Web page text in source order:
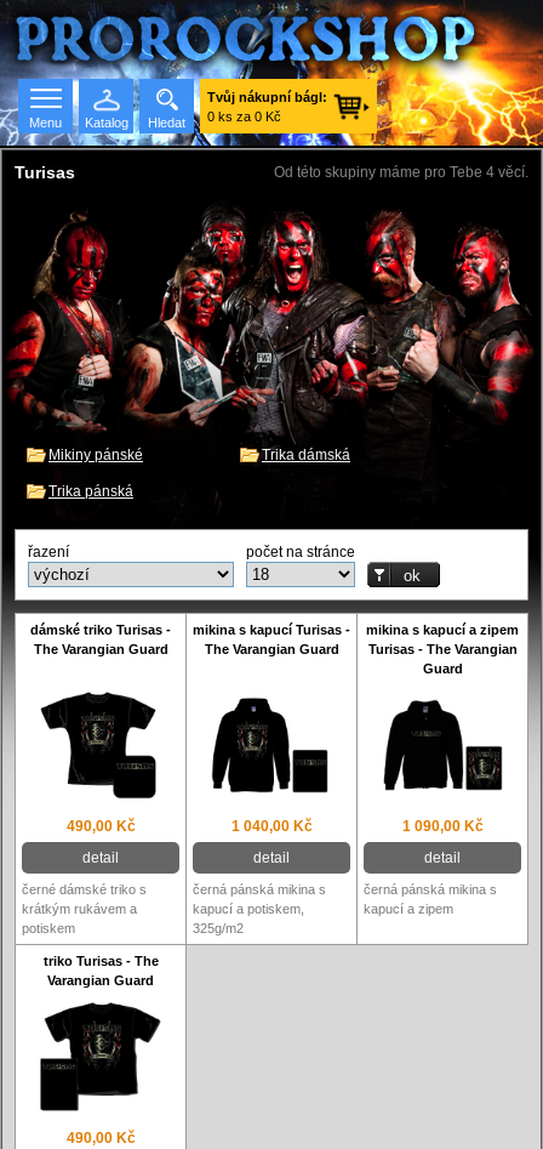
Hledat
Seznam skupin
Menu
Tvůj nákupní bágl:
0 ks za 0 Kč
Od této skupiny máme pro Tebe 4 věcí.
Turisas
Mikiny pánské Trika dámská
Trika pánská
řazení počet na stránce
dámské triko Turisas -
The Varangian Guard
mikina s kapucí Turisas -
The Varangian Guard
mikina s kapucí a zipem
Turisas - The Varangian
Guard
490,00 Kč
detail
1 040,00 Kč
detail
1 090,00 Kč
detail
černé dámské triko s
krátkým rukávem a
potiskem
černá pánská mikina s
kapucí a potiskem,
325g/m2
černá pánská mikina s
kapucí a zipem
triko Turisas - The
Varangian Guard
490,00 Kč
Katalog